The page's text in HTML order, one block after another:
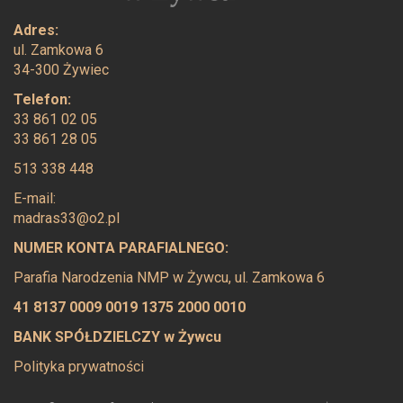
Adres:
ul. Zamkowa 6
34-300 Żywiec
Telefon:
33 861 02 05
33 861 28 05
513 338 448
E-mail:
madras33@o2.pl
NUMER KONTA PARAFIALNEGO:
Parafia Narodzenia NMP w Żywcu, ul. Zamkowa 6
41 8137 0009 0019 1375 2000 0010
BANK SPÓŁDZIELCZY w Żywcu
Polityka prywatności